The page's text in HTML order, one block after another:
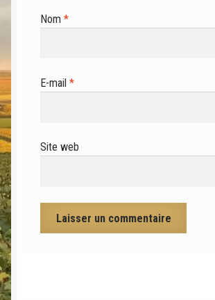
Nom *
E-mail *
Site web